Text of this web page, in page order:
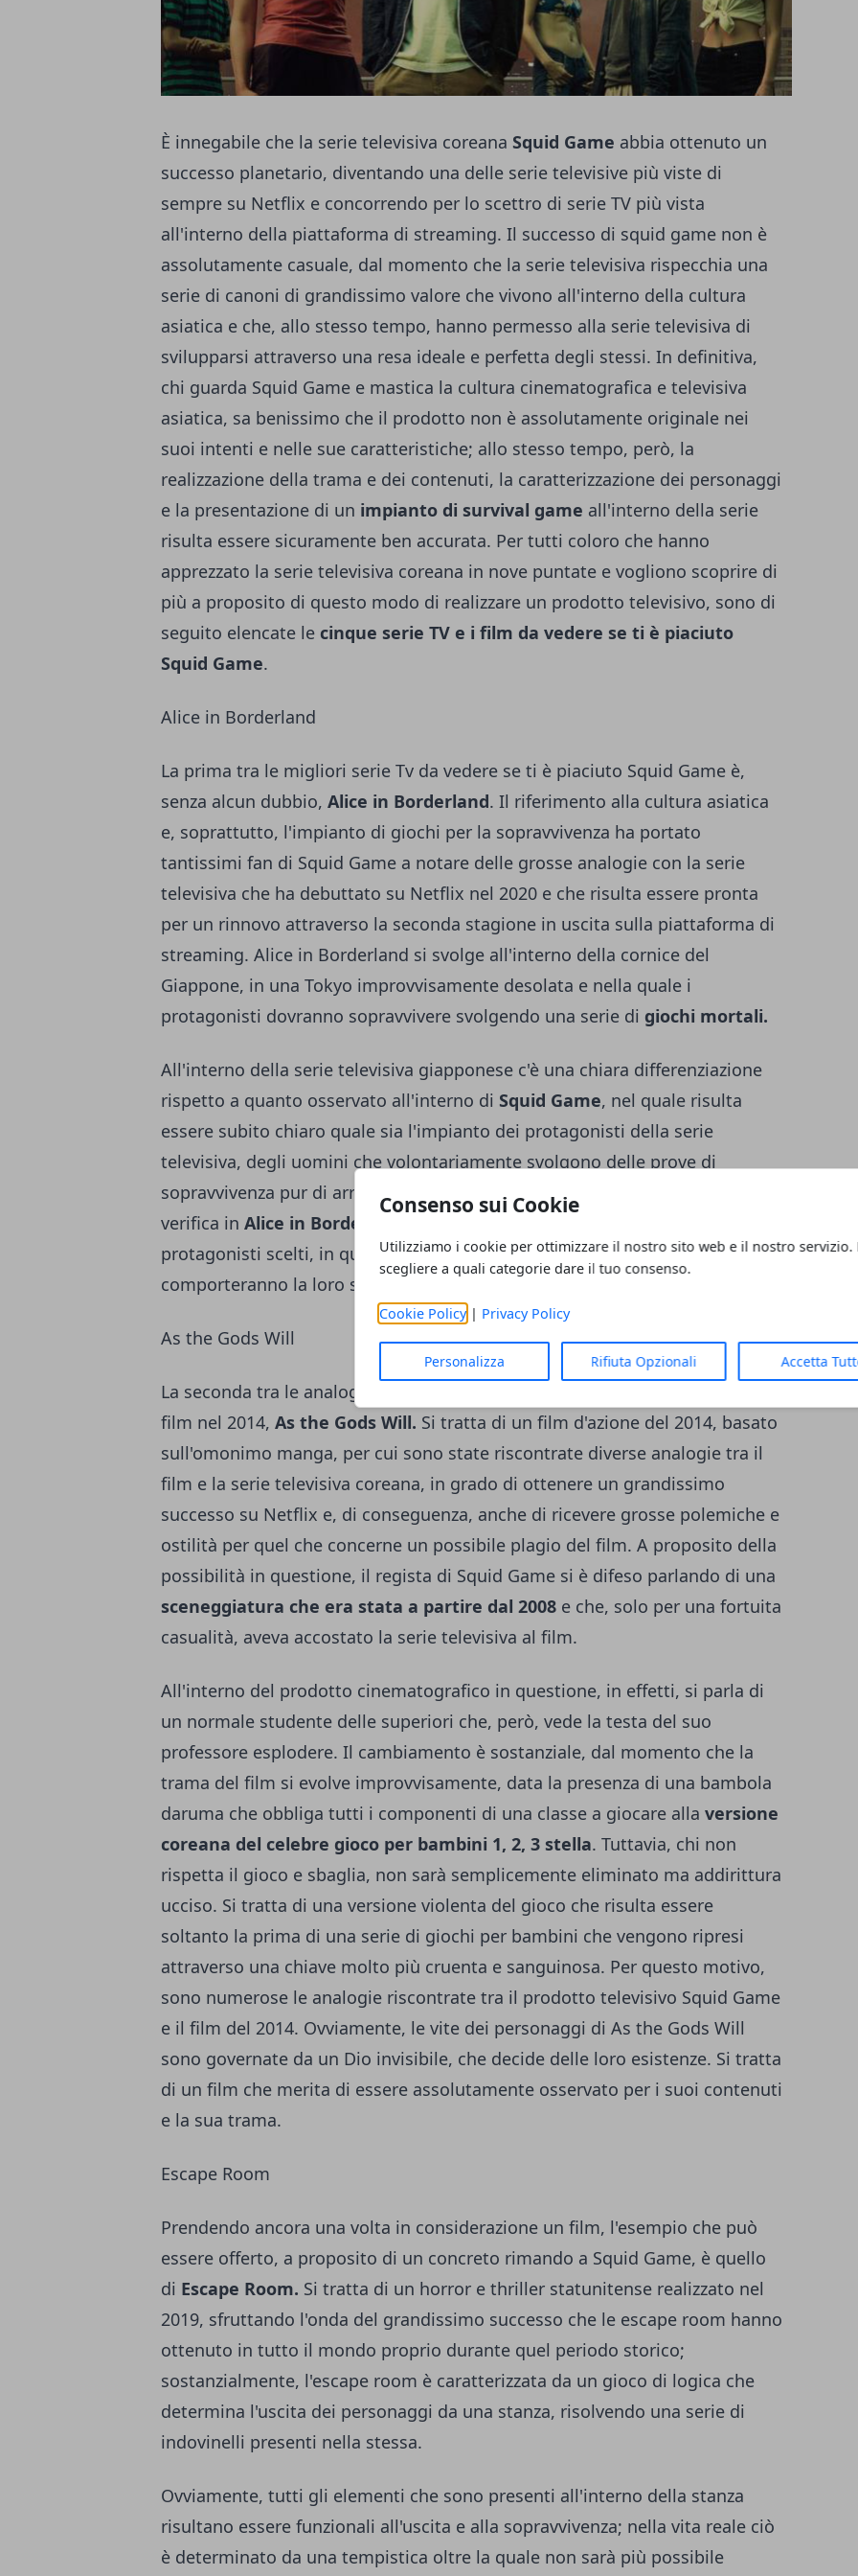
Consenso sui Cookie
Utilizziamo i cookie per ottimizzare il nostro sito web e il nostro servizio.
scegliere a quali categorie dare il tuo consenso.
Cookie Policy| Privacy Policy
Personalizza Rifiuta Opzionali Accetta
È innegabile che la serie televisiva coreana Squid Game abbia ottenuto un
successo planetario, diventando una delle serie televisive più viste di
sempre su Netflix e concorrendo per lo scettro di serie TV più vista
all'interno della piattaforma di streaming. Il successo di squid game non è
assolutamente casuale, dal momento che la serie televisiva rispecchia una
serie di canoni di grandissimo valore che vivono all'interno della cultura
asiatica e che, allo stesso tempo, hanno permesso alla serie televisiva di
svilupparsi attraverso una resa ideale e perfetta degli stessi. In definitiva,
chi guarda Squid Game e mastica la cultura cinematografica e televisiva
asiatica, sa benissimo che il prodotto non è assolutamente originale nei
suoi intenti e nelle sue caratteristiche; allo stesso tempo, però, la
realizzazione della trama e dei contenuti, la caratterizzazione dei personaggi
e la presentazione di un impianto di survival game all'interno della serie
risulta essere sicuramente ben accurata. Per tutti coloro che hanno
apprezzato la serie televisiva coreana in nove puntate e vogliono scoprire di
più a proposito di questo modo di realizzare un prodotto televisivo, sono di
seguito elencate le cinque serie TV e i film da vedere se ti è piaciuto
Squid Game.
Alice in Borderland
La prima tra le migliori serie Tv da vedere se ti è piaciuto Squid Game è,
senza alcun dubbio, Alice in Borderland. Il riferimento alla cultura asiatica
e, soprattutto, l'impianto di giochi per la sopravvivenza ha portato
tantissimi fan di Squid Game a notare delle grosse analogie con la serie
televisiva che ha debuttato su Netflix nel 2020 e che risulta essere pronta
per un rinnovo attraverso la seconda stagione in uscita sulla piattaforma di
streaming. Alice in Borderland si svolge all'interno della cornice del
Giappone, in una Tokyo improvvisamente desolata e nella quale i
protagonisti dovranno sopravvivere svolgendo una serie di giochi mortali.
All'interno della serie televisiva giapponese c'è una chiara differenziazione
rispetto a quanto osservato all'interno di Squid Game, nel quale risulta
essere subito chiaro quale sia l'impianto dei protagonisti della serie
televisiva, degli uomini che volontariamente svolgono delle prove di
sopravvivenza pur di arrivare a un montepremi finale. La situazione che si
verifica in Alice in Borderland
protagonisti scelti, in qualche modo, per partecipare ai giochi che
comporteranno la loro sopravvivenza.
As the Gods Will
La seconda tra le analogie proposte a proposito di Squid Game riguarda un
film nel 2014, As the Gods Will. Si tratta di un film d'azione del 2014, basato
sull'omonimo manga, per cui sono state riscontrate diverse analogie tra il
film e la serie televisiva coreana, in grado di ottenere un grandissimo
successo su Netflix e, di conseguenza, anche di ricevere grosse polemiche e
ostilità per quel che concerne un possibile plagio del film. A proposito della
possibilità in questione, il regista di Squid Game si è difeso parlando di una
sceneggiatura che era stata a partire dal 2008 e che, solo per una fortuita
casualità, aveva accostato la serie televisiva al film.
All'interno del prodotto cinematografico in questione, in effetti, si parla di
un normale studente delle superiori che, però, vede la testa del suo
professore esplodere. Il cambiamento è sostanziale, dal momento che la
trama del film si evolve improvvisamente, data la presenza di una bambola
daruma che obbliga tutti i componenti di una classe a giocare alla versione
coreana del celebre gioco per bambini 1, 2, 3 stella. Tuttavia, chi non
rispetta il gioco e sbaglia, non sarà semplicemente eliminato ma addirittura
ucciso. Si tratta di una versione violenta del gioco che risulta essere
soltanto la prima di una serie di giochi per bambini che vengono ripresi
attraverso una chiave molto più cruenta e sanguinosa. Per questo motivo,
sono numerose le analogie riscontrate tra il prodotto televisivo Squid Game
e il film del 2014. Ovviamente, le vite dei personaggi di As the Gods Will
sono governate da un Dio invisibile, che decide delle loro esistenze. Si tratta
di un film che merita di essere assolutamente osservato per i suoi contenuti
e la sua trama.
Escape Room
Prendendo ancora una volta in considerazione un film, l'esempio che può
essere offerto, a proposito di un concreto rimando a Squid Game, è quello
di Escape Room. Si tratta di un horror e thriller statunitense realizzato nel
2019, sfruttando l'onda del grandissimo successo che le escape room hanno
ottenuto in tutto il mondo proprio durante quel periodo storico;
sostanzialmente, l'escape room è caratterizzata da un gioco di logica che
determina l'uscita dei personaggi da una stanza, risolvendo una serie di
indovinelli presenti nella stessa.
Ovviamente, tutti gli elementi che sono presenti all'interno della stanza
risultano essere funzionali all'uscita e alla sopravvivenza; nella vita reale ciò
è determinato da una tempistica oltre la quale non sarà più possibile